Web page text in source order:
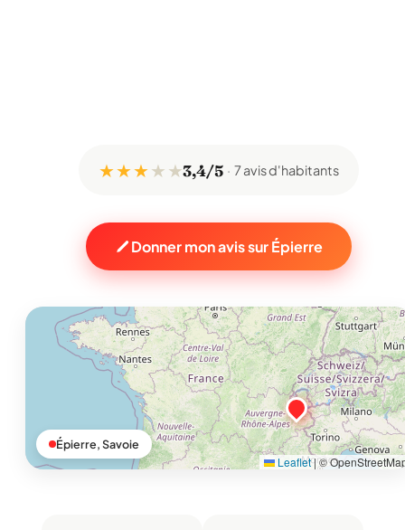
★ ★ ★★ ★3,4/5 7 avis d'habitants
Donner mon avis sur Épierre
Leaflet|©
Épierre, Savoie